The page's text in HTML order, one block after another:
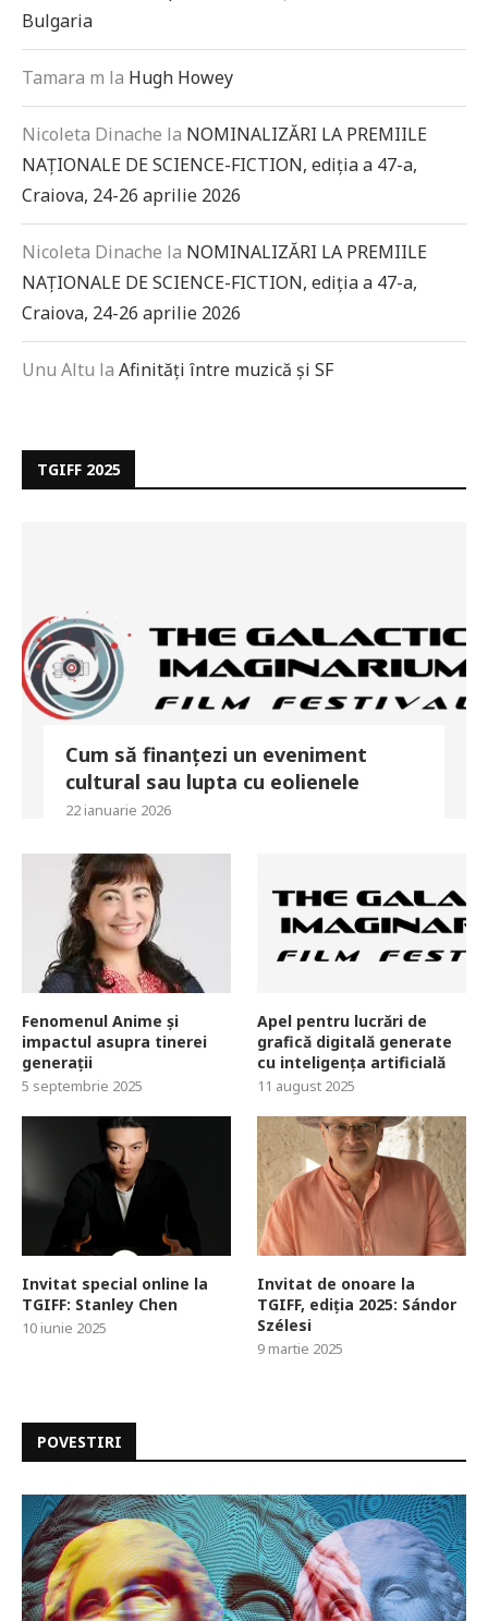
Bulgaria
Tamara m la Hugh Howey
Nicoleta Dinache la NOMINALIZĂRI LA PREMIILE
NAȚIONALE DE SCIENCE-FICTION, ediția a 47-a,
Craiova, 24-26 aprilie 2026
Nicoleta Dinache la NOMINALIZĂRI LA PREMIILE
NAȚIONALE DE SCIENCE-FICTION, ediția a 47-a,
Craiova, 24-26 aprilie 2026
Unu Altu la Afinități între muzică și SF
TGIFF 2025
Cum să finanțezi un eveniment
cultural sau lupta cu eolienele
22 ianuarie 2026
Fenomenul Anime și
impactul asupra tinerei
generații
5 septembrie 2025
Apel pentru lucrări de
grafică digitală generate
cu inteligența artificială
11 august 2025
Invitat special online la
TGIFF: Stanley Chen
10 iunie 2025
Invitat de onoare la
TGIFF, ediția 2025: Sándor
Szélesi
9 martie 2025
POVESTIRI